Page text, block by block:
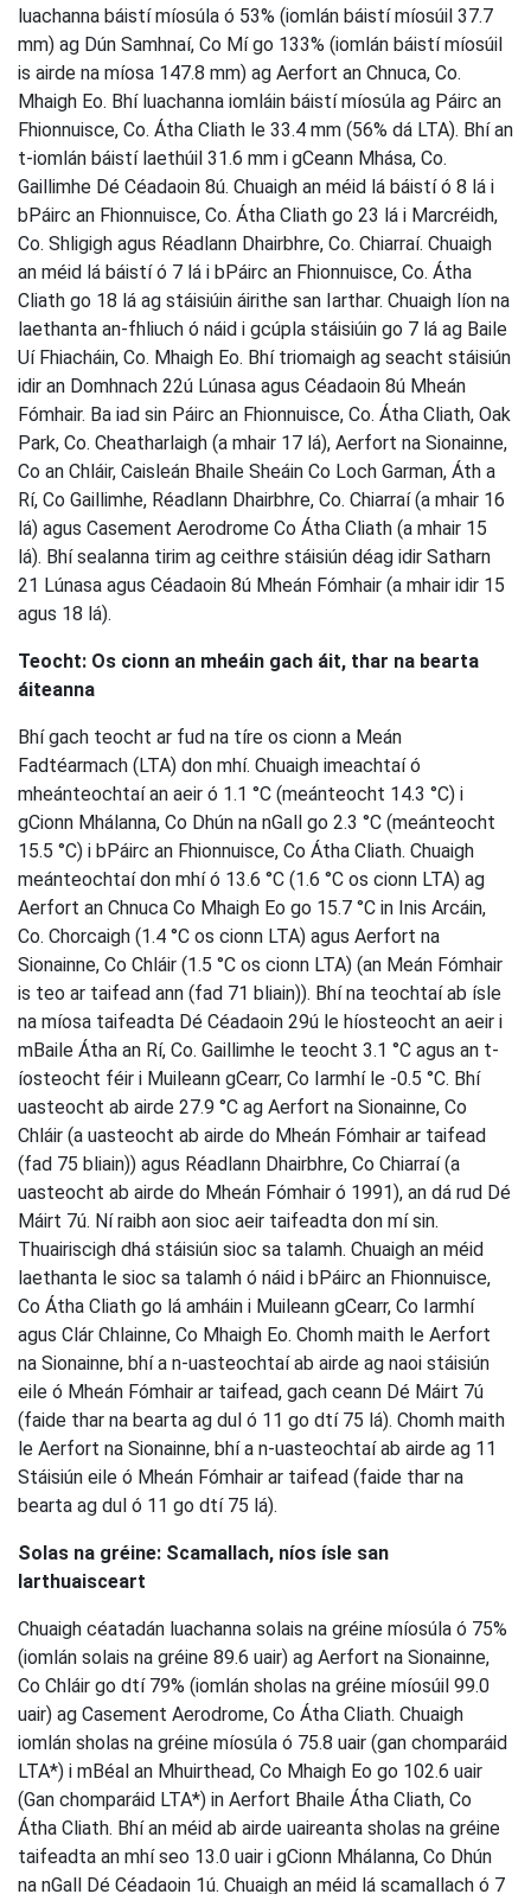
luachanna báistí míosúla ó 53% (iomlán báistí míosúil 37.7
mm) ag Dún Samhnaí, Co Mí go 133% (iomlán báistí míosúil
is airde na míosa 147.8 mm) ag Aerfort an Chnuca, Co.
Mhaigh Eo. Bhí luachanna iomláin báistí míosúla ag Páirc an
Fhionnuisce, Co. Átha Cliath le 33.4 mm (56% dá LTA). Bhí an
t-iomlán báistí laethúil 31.6 mm i gCeann Mhása, Co.
Gaillimhe Dé Céadaoin 8ú. Chuaigh an méid lá báistí ó 8 lá i
bPáirc an Fhionnuisce, Co. Átha Cliath go 23 lá i Marcréidh,
Co. Shligigh agus Réadlann Dhairbhre, Co. Chiarraí. Chuaigh
an méid lá báistí ó 7 lá i bPáirc an Fhionnuisce, Co. Átha
Cliath go 18 lá ag stáisiúin áirithe san Iarthar. Chuaigh líon na
laethanta an-fhliuch ó náid i gcúpla stáisiúin go 7 lá ag Baile
Uí Fhiacháin, Co. Mhaigh Eo. Bhí triomaigh ag seacht stáisiún
idir an Domhnach 22ú Lúnasa agus Céadaoin 8ú Mheán
Fómhair. Ba iad sin Páirc an Fhionnuisce, Co. Átha Cliath, Oak
Park, Co. Cheatharlaigh (a mhair 17 lá), Aerfort na Sionainne,
Co an Chláir, Caisleán Bhaile Sheáin Co Loch Garman, Áth a
Rí, Co Gaillimhe, Réadlann Dhairbhre, Co. Chiarraí (a mhair 16
lá) agus Casement Aerodrome Co Átha Cliath (a mhair 15
lá). Bhí sealanna tirim ag ceithre stáisiún déag idir Satharn
21 Lúnasa agus Céadaoin 8ú Mheán Fómhair (a mhair idir 15
agus 18 lá).
Teocht: Os cionn an mheáin gach áit, thar na bearta
áiteanna
Bhí gach teocht ar fud na tíre os cionn a Meán
Fadtéarmach (LTA) don mhí. Chuaigh imeachtaí ó
mheánteochtaí an aeir ó 1.1 °C (meánteocht 14.3 °C) i
gCionn Mhálanna, Co Dhún na nGall go 2.3 °C (meánteocht
15.5 °C) i bPáirc an Fhionnuisce, Co Átha Cliath. Chuaigh
meánteochtaí don mhí ó 13.6 °C (1.6 °C os cionn LTA) ag
Aerfort an Chnuca Co Mhaigh Eo go 15.7 °C in Inis Arcáin,
Co. Chorcaigh (1.4 °C os cionn LTA) agus Aerfort na
Sionainne, Co Chláir (1.5 °C os cionn LTA) (an Meán Fómhair
is teo ar taifead ann (fad 71 bliain)). Bhí na teochtaí ab ísle
na míosa taifeadta Dé Céadaoin 29ú le híosteocht an aeir i
mBaile Átha an Rí, Co. Gaillimhe le teocht 3.1 °C agus an t-
íosteocht féir i Muileann gCearr, Co Iarmhí le -0.5 °C. Bhí
uasteocht ab airde 27.9 °C ag Aerfort na Sionainne, Co
Chláir (a uasteocht ab airde do Mheán Fómhair ar taifead
(fad 75 bliain)) agus Réadlann Dhairbhre, Co Chiarraí (a
uasteocht ab airde do Mheán Fómhair ó 1991), an dá rud Dé
Máirt 7ú. Ní raibh aon sioc aeir taifeadta don mí sin.
Thuairiscigh dhá stáisiún sioc sa talamh. Chuaigh an méid
laethanta le sioc sa talamh ó náid i bPáirc an Fhionnuisce,
Co Átha Cliath go lá amháin i Muileann gCearr, Co Iarmhí
agus Clár Chlainne, Co Mhaigh Eo. Chomh maith le Aerfort
na Sionainne, bhí a n-uasteochtaí ab airde ag naoi stáisiún
eile ó Mheán Fómhair ar taifead, gach ceann Dé Máirt 7ú
(faide thar na bearta ag dul ó 11 go dtí 75 lá). Chomh maith
le Aerfort na Sionainne, bhí a n-uasteochtaí ab airde ag 11
Stáisiún eile ó Mheán Fómhair ar taifead (faide thar na
bearta ag dul ó 11 go dtí 75 lá).
Solas na gréine: Scamallach, níos ísle san
Iarthuaisceart
Chuaigh céatadán luachanna solais na gréine míosúla ó 75%
(iomlán solais na gréine 89.6 uair) ag Aerfort na Sionainne,
Co Chláir go dtí 79% (iomlán sholas na gréine míosúil 99.0
uair) ag Casement Aerodrome, Co Átha Cliath. Chuaigh
iomlán sholas na gréine míosúla ó 75.8 uair (gan chomparáid
LTA*) i mBéal an Mhuirthead, Co Mhaigh Eo go 102.6 uair
(Gan chomparáid LTA*) in Aerfort Bhaile Átha Cliath, Co
Átha Cliath. Bhí an méid ab airde uaireanta sholas na gréine
taifeadta an mhí seo 13.0 uair i gCionn Mhálanna, Co Dhún
na nGall Dé Céadaoin 1ú. Chuaigh an méid lá scamallach ó 7